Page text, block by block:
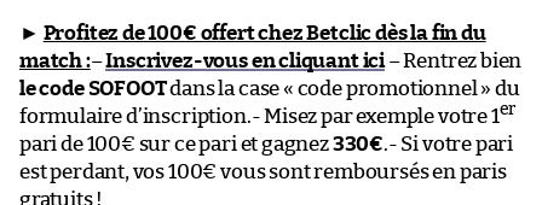
► Profitez de 100€ offert chez Betclic dès la fin du
match :–Inscrivez-vous en cliquant ici– Rentrez bien
le code SOFOOTdans la case « code promotionnel » du
formulaire d’inscription.- Misez par exemple votre 1er
pari de 100€ sur ce pari et gagnez330€.- Si votre pari
est perdant, vos 100€ vous sont remboursés en paris
gratuits !